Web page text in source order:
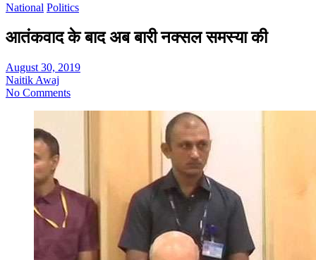
National Politics
आतंकवाद के बाद अब बारी नक्सल समस्या की
August 30, 2019
Naitik Awaj
No Comments